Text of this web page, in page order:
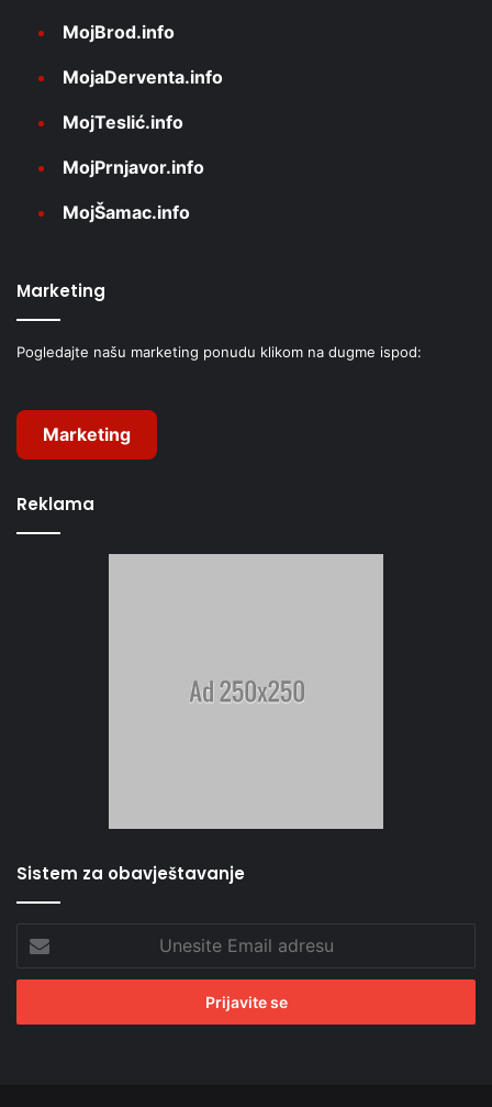
MojBrod.info
MojaDerventa.info
MojTeslić.info
MojPrnjavor.info
MojŠamac.info
Marketing
Pogledajte našu marketing ponudu klikom na dugme ispod:
Marketing
Reklama
Sistem za obavještavanje
Email
adresu